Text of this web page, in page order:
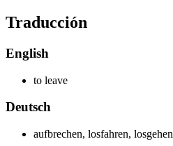
Traducción
English
to leave
Deutsch
aufbrechen, losfahren, losgehen